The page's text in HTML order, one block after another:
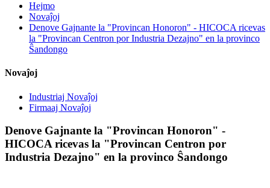
Hejmo
Novaĵoj
Denove Gajnante la "Provincan Honoron" - HICOCA ricevas
la "Provincan Centron por Industria Dezajno" en la provinco
Ŝandongo
Novaĵoj
Industriaj Novaĵoj
Firmaaj Novaĵoj
Denove Gajnante la "Provincan Honoron" -
HICOCA ricevas la "Provincan Centron por
Industria Dezajno" en la provinco Ŝandongo